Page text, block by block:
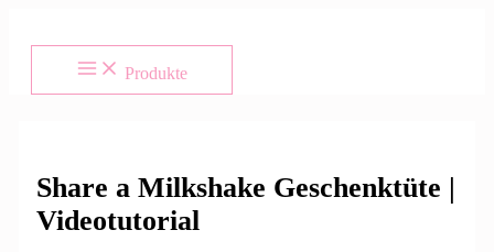
Produkte
Share a Milkshake Geschenktüte |
Videotutorial